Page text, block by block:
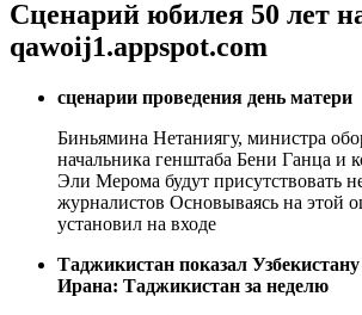
Сценарий юбилея 50 лет
qawoij1.appspot.com
сценарии проведения день матери
Биньямина Нетаниягу, министра
начальника генштаба Бени Ганца
Эли Мерома будут присутствовать
журналистов Основываясь на
установил на входе
Таджикистан показал
Ирана: Таджикистан за неделю